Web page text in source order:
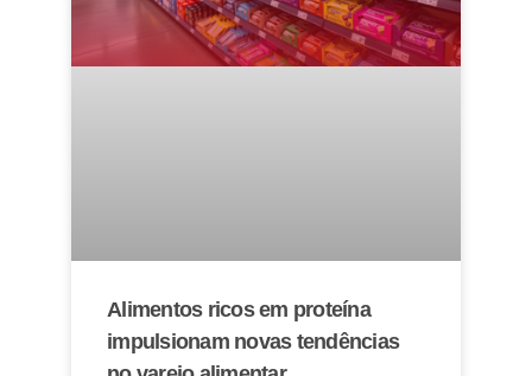
Alimentos ricos em proteína
impulsionam novas tendências